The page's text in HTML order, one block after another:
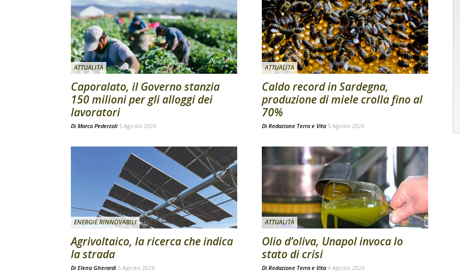
ATTUALITÀ
Caporalato, il Governo stanzia
150 milioni per gli alloggi dei
lavoratori
Di Marco Pederzoli 5 Agosto 2026
ATTUALITÀ
Caldo record in Sardegna,
produzione di miele crolla fino al
70%
Di Redazione Terra e Vita 5 Agosto 2026
ENERGIE RINNOVABILI
Agrivoltaico, la ricerca che indica
la strada
Di Elena Gherardi 5 Agosto 2026
ATTUALITÀ
Olio d’oliva, Unapol invoca lo
stato di crisi
Di Redazione Terra e Vita 4 Agosto 2026